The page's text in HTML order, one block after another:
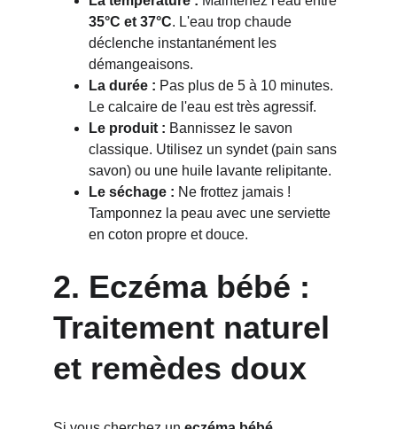
35°C et 37°C. L'eau trop chaude
déclenche instantanément les
démangeaisons.
La durée : Pas plus de 5 à 10 minutes.
Le calcaire de l'eau est très agressif.
Le produit : Bannissez le savon
classique. Utilisez un syndet (pain sans
savon) ou une huile lavante relipitante.
Le séchage : Ne frottez jamais !
Tamponnez la peau avec une serviette
en coton propre et douce.
2. Eczéma bébé :
Traitement naturel
et remèdes doux